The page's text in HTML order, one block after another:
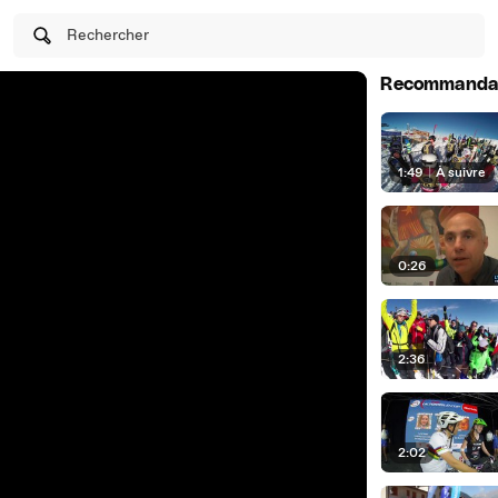
Rechercher
1:49 | À suivre
0:26
2:36
2:02